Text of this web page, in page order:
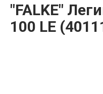
"FALKE"
100 LE